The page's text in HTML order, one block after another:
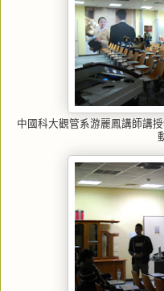
中國科大觀管系游麗鳳講師講